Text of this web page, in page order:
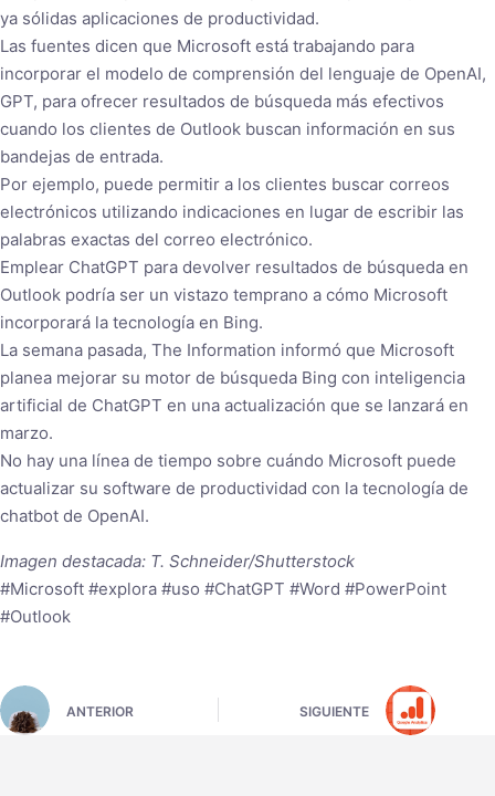
ya sólidas aplicaciones de productividad.
Las fuentes dicen que Microsoft está trabajando para
incorporar el modelo de comprensión del lenguaje de OpenAI,
GPT, para ofrecer resultados de búsqueda más efectivos
cuando los clientes de Outlook buscan información en sus
bandejas de entrada.
Por ejemplo, puede permitir a los clientes buscar correos
electrónicos utilizando indicaciones en lugar de escribir las
palabras exactas del correo electrónico.
Emplear ChatGPT para devolver resultados de búsqueda en
Outlook podría ser un vistazo temprano a cómo Microsoft
incorporará la tecnología en Bing.
La semana pasada, The Information informó que Microsoft
planea mejorar su motor de búsqueda Bing con inteligencia
artificial de ChatGPT en una actualización que se lanzará en
marzo.
No hay una línea de tiempo sobre cuándo Microsoft puede
actualizar su software de productividad con la tecnología de
chatbot de OpenAI.
Imagen destacada: T. Schneider/Shutterstock
#Microsoft #explora #uso #ChatGPT #Word #PowerPoint
#Outlook
ANTERIOR SIGUIENTE